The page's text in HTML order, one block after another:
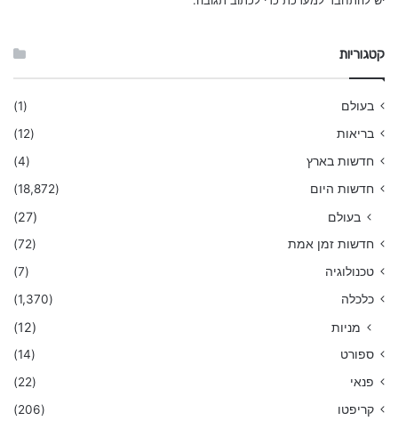
קטגוריות
בעולם
(1)
בריאות
(12)
חדשות בארץ
(4)
חדשות היום
(18,872)
בעולם (27)
חדשות זמן אמת
(72)
טכנולוגיה
(7)
כלכלה
(1,370)
מניות (12)
ספורט
(14)
פנאי
(22)
קריפטו
(206)